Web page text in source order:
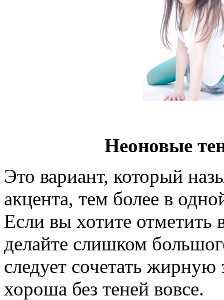
Неоновые
Это вариант, который
акцента, тем более в
Если вы хотите отметить
делайте слишком
следует сочетать жирную
хороша без теней вовсе.